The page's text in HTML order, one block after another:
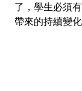
了，學生必須
帶來的持續變